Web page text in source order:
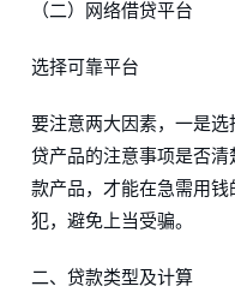
（二）网络借贷平台
选择可靠平台
要注意两大因素，一是
贷产品的注意事项是否
款产品，才能在急需用
犯，避免上当受骗。
二、贷款类型及计算